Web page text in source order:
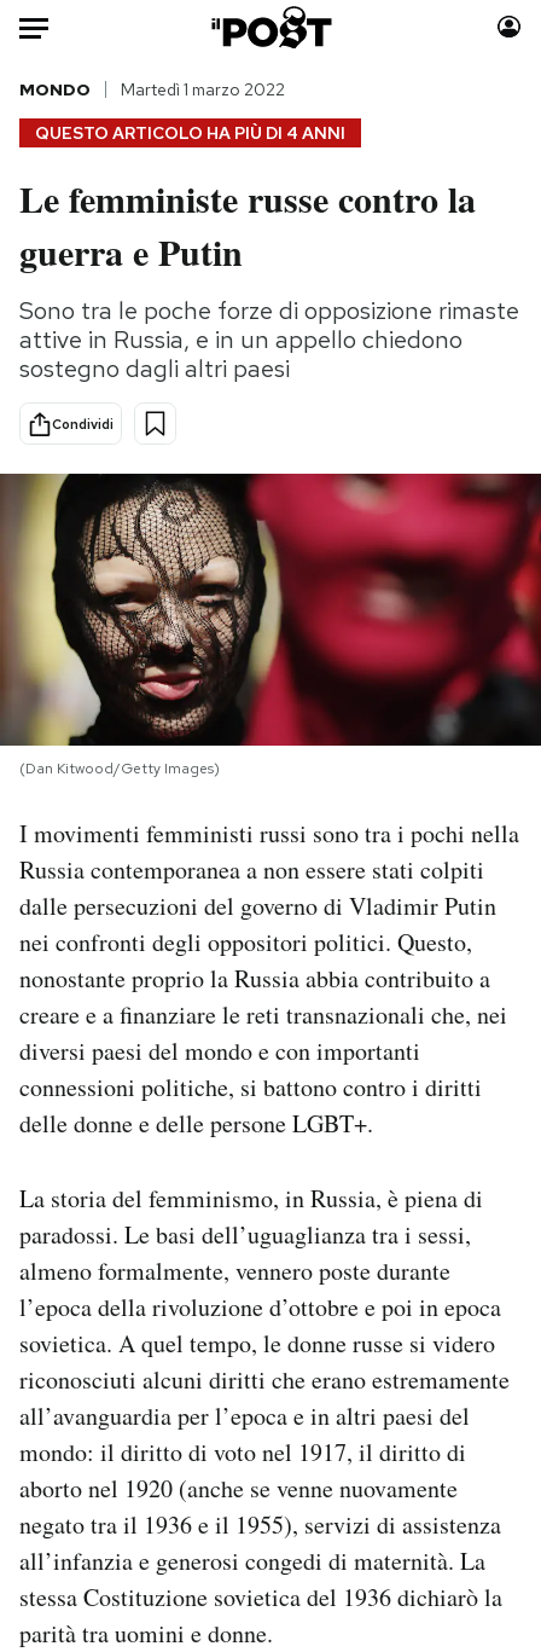
Auto
HOME
Italia
Politica
Tecnologia
Internet
Scienza
Cultura
Economia
Sport
Moda
Storie/Idee
Ok Boomer!
Mondiali calcio 2026
PODCAST
NEWSLETTER
I MIEI PREFERITI
SHOP
CALENDARIO
AREA PERSONALE
Area Personale
Newsletter
Notifiche mobile
Regala il Post
Esci
QUESTO ARTICOLO HA PIÙ DI 4 ANNI
MONDO Martedì 1 marzo 2022
Le femministe russe contro la
guerra e Putin
Sono tra le poche forze di opposizione rimaste
attive in Russia, e in un appello chiedono
sostegno dagli altri paesi
Condividi
(Dan Kitwood/Getty Images)
I movimenti femministi russi sono tra i pochi nella
Russia contemporanea a non essere stati colpiti
dalle persecuzioni del governo di Vladimir Putin
nei confronti degli oppositori politici. Questo,
nonostante proprio la Russia abbia contribuito a
creare e a finanziare le reti transnazionali che, nei
diversi paesi del mondo e con importanti
connessioni politiche, si battono contro i diritti
delle donne e delle persone LGBT+.
La storia del femminismo, in Russia, è piena di
paradossi. Le basi dell’uguaglianza tra i sessi,
almeno formalmente, vennero poste durante
l’epoca della rivoluzione d’ottobre e poi in epoca
sovietica. A quel tempo, le donne russe si videro
riconosciuti alcuni diritti che erano estremamente
all’avanguardia per l’epoca e in altri paesi del
mondo: il diritto di voto nel 1917, il diritto di
aborto nel 1920 (anche se venne nuovamente
negato tra il 1936 e il 1955), servizi di assistenza
all’infanzia e generosi congedi di maternità. La
stessa Costituzione sovietica del 1936 dichiarò la
parità tra uomini e donne.